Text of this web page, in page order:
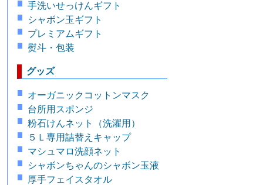
手洗いせっけんギフト
シャボン玉ギフト
プレミアムギフト
熨斗・包装
グッズ
オーガニックコットンマスク
台所用スポンジ
粉石けんネット（洗濯用）
５Ｌ専用詰替えキャップ
マシュマロ洗顔ネット
シャボンちゃんのシャボン玉液
厚手フェイスタオル